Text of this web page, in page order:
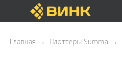
Главная → Плоттеры Summa →